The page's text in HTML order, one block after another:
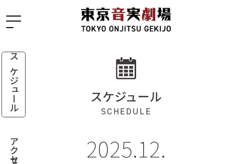
スケジュール
アクセス
スケジュール
SCHEDULE
2025.12.